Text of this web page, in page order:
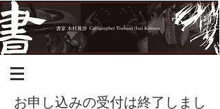
お申し込みの受付は終了しまし